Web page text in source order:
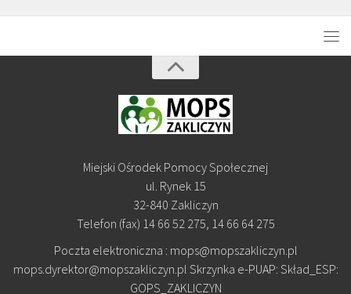
Miejski Ośrodek Pomocy Społecznej
ul. Rynek 15
32-840 Zakliczyn
Telefon (fax) 14 66 52 275, 14 66 64 275
Poczta elektroniczna : mops@mopszakliczyn.pl
mops.dyrektor@mopszakliczyn.pl Skrzynka e-PUAP: Skład_ESP:
GOPS_ZAKLICZYN